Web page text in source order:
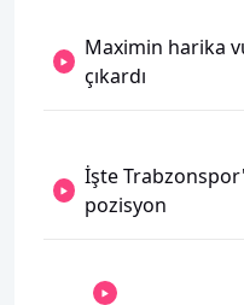
Maximin harika
çıkardı
İşte
pozisyon